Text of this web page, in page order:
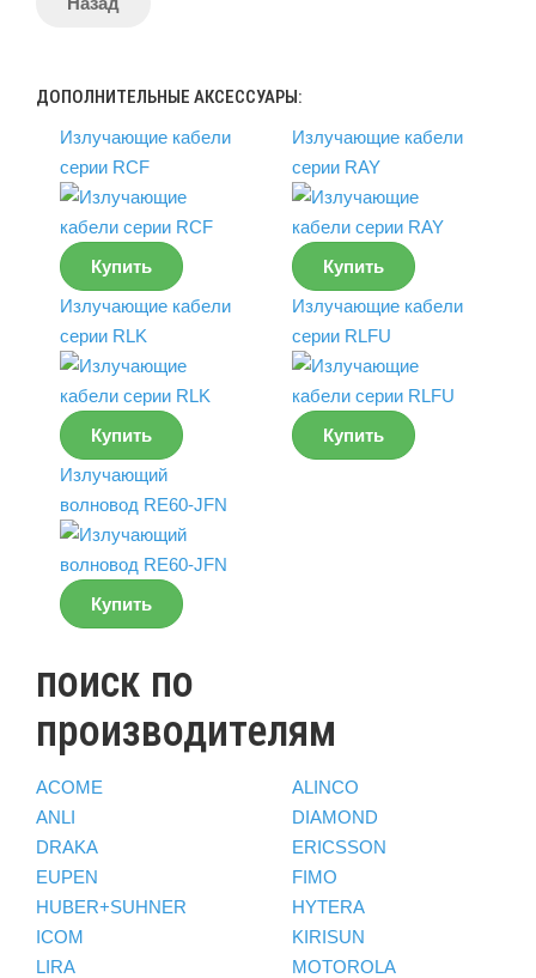
ДОПОЛНИТЕЛЬНЫЕ АКСЕССУАРЫ:
Излучающие кабели
серии RCF
Купить
Излучающие кабели
серии RAY
Купить
Излучающие кабели
серии RLK
Купить
Излучающие кабели
серии RLFU
Купить
Излучающий
волновод RE60-JFN
Купить
поиск по
производителям
ACOME
ALINCO
ANLI
DIAMOND
DRAKA
ERICSSON
EUPEN
FIMO
HUBER+SUHNER
HYTERA
ICOM
KIRISUN
LIRA
MOTOROLA